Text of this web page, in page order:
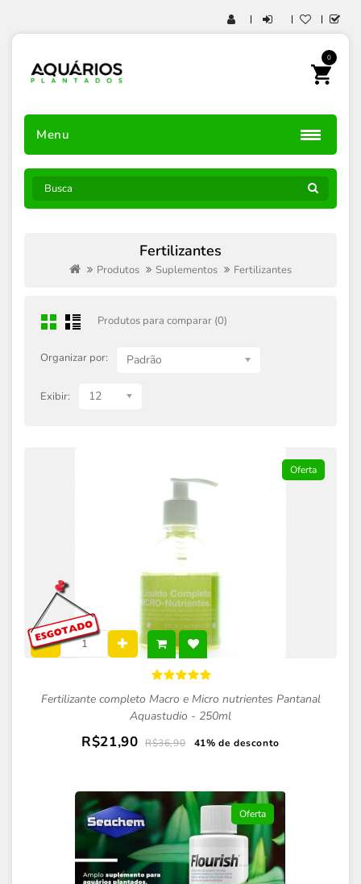
0
Menu
Fertilizantes
Produtos Suplementos Fertilizantes
Produtos para comparar (0)
Organizar por: Padrão
Exibir: 12
Oferta
Fertilizante completo Macro e Micro nutrientes Pantanal
Aquastudio - 250ml
R$21,90 R$36,90 41% de desconto
Oferta